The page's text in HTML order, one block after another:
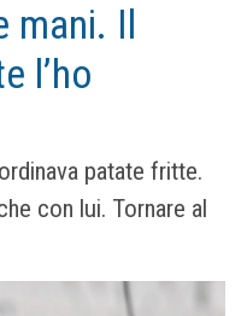
mani. Il
l’ho
patate fritte.
con lui. Tornare al